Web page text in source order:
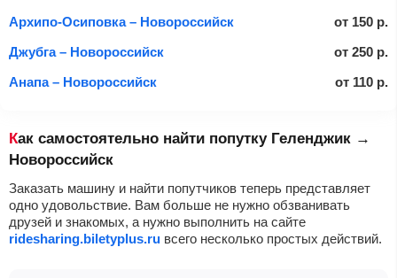
Архипо-Осиповка – Новороссийск
от 150 р.
Джубга – Новороссийск
от 250 р.
Анапа – Новороссийск
от 110 р.
Как самостоятельно найти попутку Геленджик →
Новороссийск
Заказать машину и найти попутчиков теперь представляет
одно удовольствие. Вам больше не нужно обзванивать
друзей и знакомых, а нужно выполнить на сайте
ridesharing.biletyplus.ru всего несколько простых действий.